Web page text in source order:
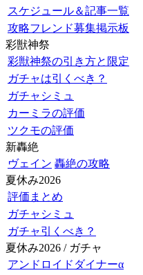
スケジュール＆記事一覧
攻略フレンド募集掲示板
彩獣神祭
彩獣神祭の引き方と限定
ガチャは引くべき？
ガチャシミュ
カーミラの評価
ツクモの評価
新轟絶
ヴェイン 轟絶の攻略
夏休み2026
評価まとめ
ガチャシミュ
ガチャ引くべき？
夏休み2026 / ガチャ
アンドロイドダイナーα